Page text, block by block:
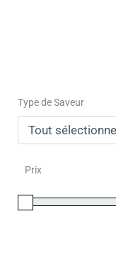
Type de Saveur
Prix